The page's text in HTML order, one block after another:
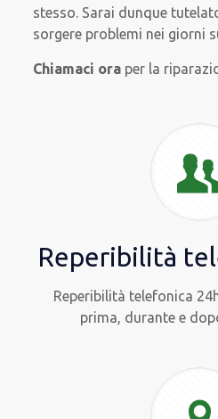
stesso. Sarai dunque
sorgere problemi nei giorni
Chiamaci ora per la
Reperibilità
Reperibilità telefonica
prima, durante e